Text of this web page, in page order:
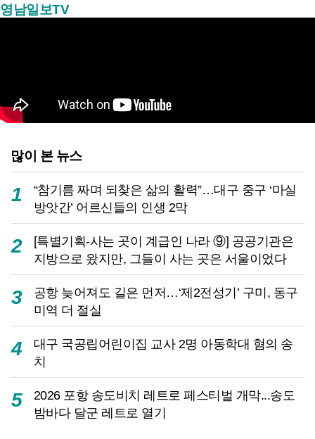
영남일보TV
많이 본 뉴스
1
“참기름 짜며 되찾은 삶의 활력”…대구 중구 ‘마실
방앗간’ 어르신들의 인생 2막
2
[특별기획-사는 곳이 계급인 나라 ⑨] 공공기관은
지방으로 왔지만, 그들이 사는 곳은 서울이었다
3
공항 늦어져도 길은 먼저…‘제2전성기’ 구미, 동구
미역 더 절실
4
대구 국공립어린이집 교사 2명 아동학대 혐의 송
치
5
2026 포항 송도비치 레트로 페스티벌 개막...송도
밤바다 달군 레트로 열기